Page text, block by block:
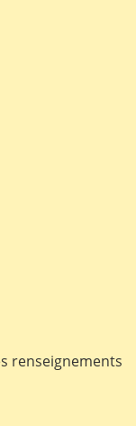
renseignements